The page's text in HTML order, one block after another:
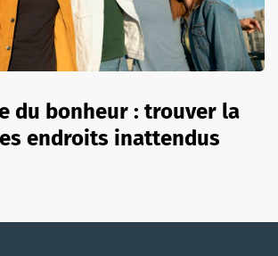
du bonheur : trouver la
endroits inattendus